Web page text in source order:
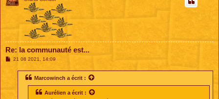
Re: la communauté est...
M21 08 2021, 14:09
Marcowinch a écrit :
Aurélien a écrit :